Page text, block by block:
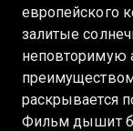
европейского
залитые
неповторимую
раскрывается
Фильм дышит